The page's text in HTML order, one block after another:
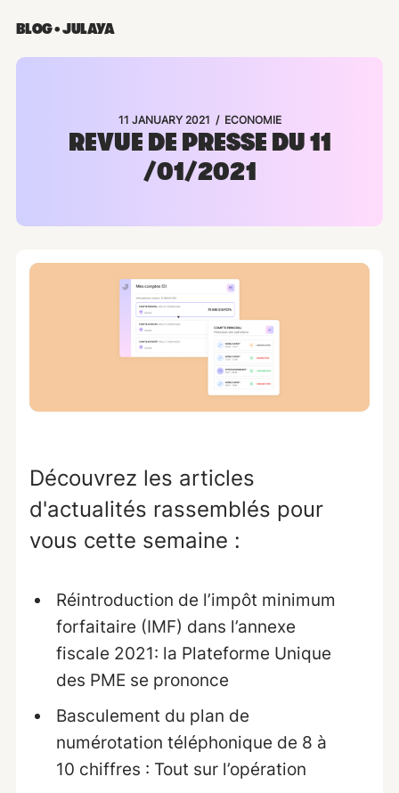
BLOG • JULAYA
11 JANUARY 2021 / ECONOMIE
REVUE DE PRESSE DU 11
/01/2021
Découvrez les articles
d'actualités rassemblés pour
vous cette semaine :
Réintroduction de l’impôt minimum
forfaitaire (IMF) dans l’annexe
fiscale 2021: la Plateforme Unique
des PME se prononce
Basculement du plan de
numérotation téléphonique de 8 à
10 chiffres : Tout sur l’opération